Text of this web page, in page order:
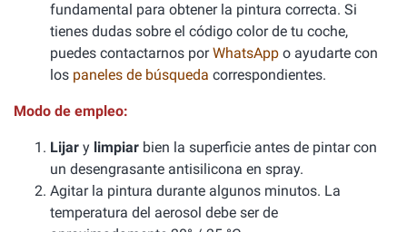
fundamental para obtener la pintura correcta. Si
tienes dudas sobre el código color de tu coche,
puedes contactarnos porWhatsApp o ayudarte con
los paneles de búsqueda correspondientes.
Modo de empleo:
Lijar y limpiar bien la superficie antes de pintar con
un desengrasante antisilicona en spray.
Agitar la pintura durante algunos minutos. La
temperatura del aerosol debe ser de